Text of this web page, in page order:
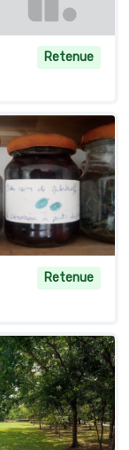
Retenue
Retenue